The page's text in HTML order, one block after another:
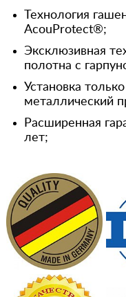
Технология
AcouProtect®;
Эксклюзивная
полотна с
Установка
металлический
Расширенная
лет;